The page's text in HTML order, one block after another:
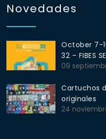
Novedades
October 7-
32 – FIBES
09
Cartuchos
originales
24